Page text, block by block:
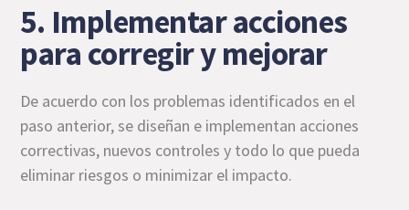
5. Implementar acciones
para corregir y mejorar
De acuerdo con los problemas identificados en el
paso anterior, se diseñan e implementan acciones
correctivas, nuevos controles y todo lo que pueda
eliminar riesgos o minimizar el impacto.